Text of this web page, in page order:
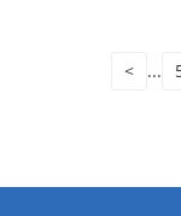
< ...